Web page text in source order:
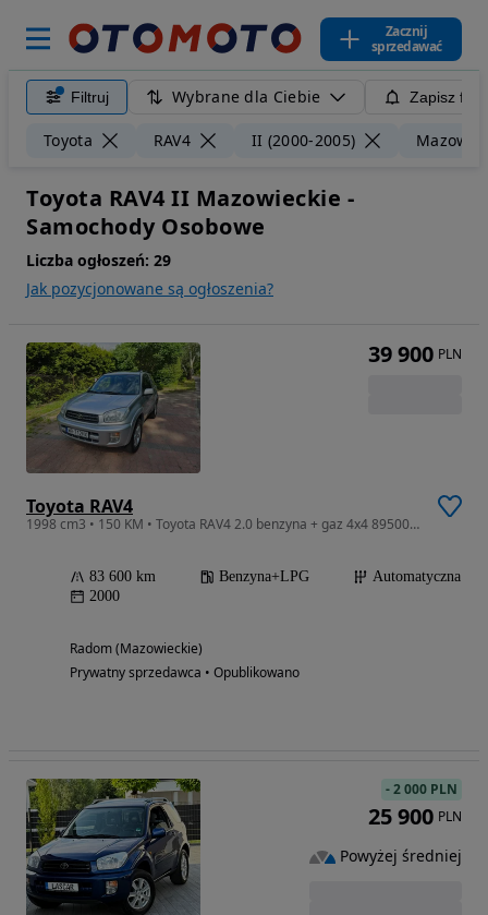
Zacznij
sprzedawać
Filtruj Wybrane dla Ciebie Zapisz
Toyota RAV4 II (2000-2005)
Toyota RAV4 II Mazowieckie -
Samochody Osobowe
Liczba ogłoszeń: 29
Jak pozycjonowane są ogłoszenia?
Toyota RAV4
1998 cm3 • 150 KM • Toyota RAV4 2.0 benzyna + gaz 4x4 89500km
83 600 km Benzyna+LPG
Automatyczna
2000
Radom (Mazowieckie)
Prywatny sprzedawca • Opublikowano
39 900 PLN
-2 000 PLN
25 900 PLN
Powyżej średniej